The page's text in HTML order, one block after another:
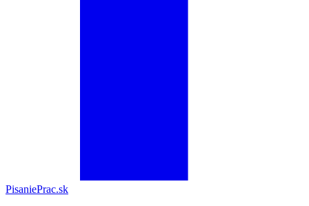
PisaniePrac.sk